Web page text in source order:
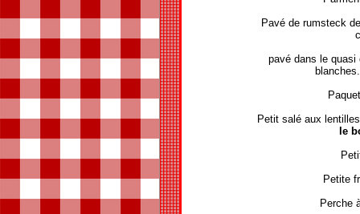
Pavé de rumsteck
pavé dans le quasi
Petit salé aux
le
Petite
Perche